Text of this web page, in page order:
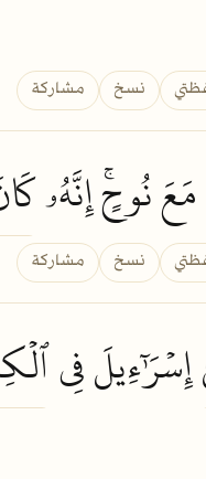
نسخ مشاركة
مَعَ نُوحٍۚ إِنَّهُۥ
نسخ مشاركة
إِسۡرَٰٓءِيلَ فِي